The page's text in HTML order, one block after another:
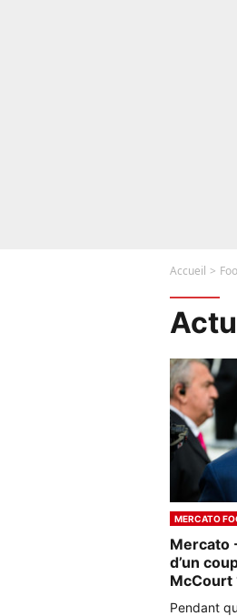
Accueil
MERCATO
Mercato
d’un
McCourt
Pendant